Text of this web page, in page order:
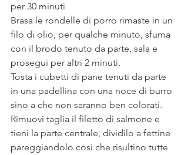
per 30 minuti
Brasa le rondelle di porro rimaste in un
filo di olio, per qualche minuto, sfuma
con il brodo tenuto da parte, sala e
prosegui per altri 2 minuti.
Tosta i cubetti di pane tenuti da parte
in una padellina con una noce di burro
sino a che non saranno ben colorati.
Rimuovi taglia il filetto di salmone e
tieni la parte centrale, dividilo a fettine
pareggiandolo così che risultino tutte